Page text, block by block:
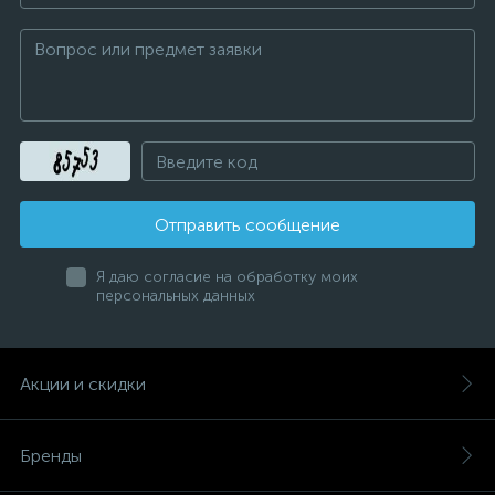
Отправить сообщение
Я даю согласие на обработку моих
персональных данных
Акции и скидки
Бренды